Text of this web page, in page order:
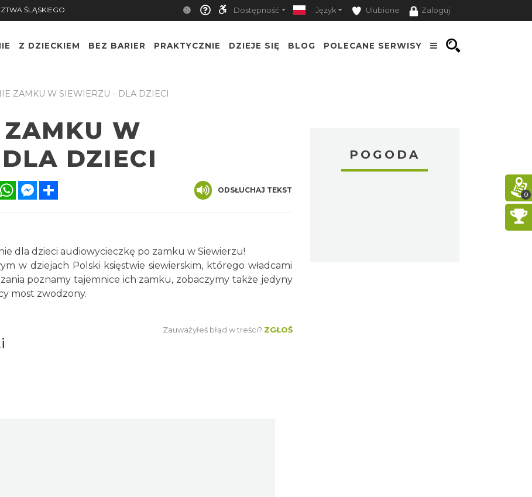
ŚLĄSKIEGO Dostępność Język Ulubione Zaloguj
Z DZIECKIEM BEZ BARIER PRAKTYCZNIE DZIEJE SIĘ BLOG POLECANE SERWISY
ZAMKU W SIEWIERZU - DLA DZIECI
W
DZIECI
TwitterWhatsAppMessenger ODSŁUCHAJ TEKST
dla dzieci audiowycieczkę po zamku w Siewierzu!
w dziejach Polski księstwie siewierskim, którego władcami
poznamy tajemnice ich zamku, zobaczymy także jedyny
most zwodzony.
Zauważyłeś błąd w treści? ZGŁOŚ
POGODA
0